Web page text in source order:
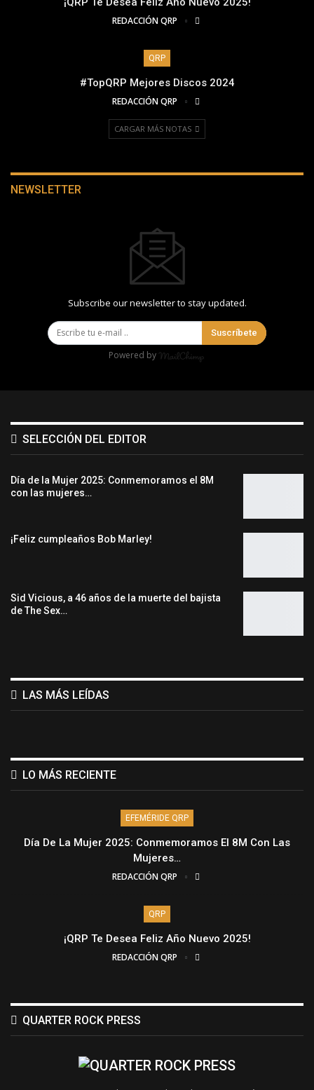
REDACCIÓN QRP
QRP
#TopQRP Mejores Discos 2024
REDACCIÓN QRP
CARGAR MÁS NOTAS
NEWSLETTER
Subscribe our newsletter to stay updated.
Suscríbete
Powered by
SELECCIÓN DEL EDITOR
Día de la Mujer 2025: Conmemoramos el 8M
con las mujeres…
¡Feliz cumpleaños Bob Marley!
Sid Vicious, a 46 años de la muerte del bajista
de The Sex…
LAS MÁS LEÍDAS
LO MÁS RECIENTE
EFEMÉRIDE QRP
Día De La Mujer 2025: Conmemoramos El 8M Con Las
Mujeres…
REDACCIÓN QRP
QRP
¡QRP Te Desea Feliz Año Nuevo 2025!
REDACCIÓN QRP
QUARTER ROCK PRESS